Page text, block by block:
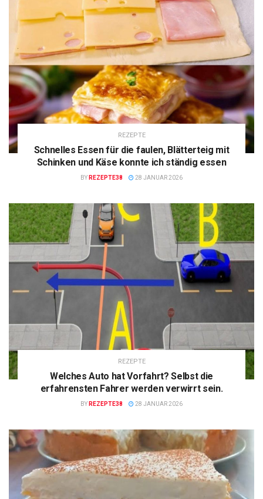
REZEPTE
Schnelles Essen für die faulen, Blätterteig mit
Schinken und Käse konnte ich ständig essen
BY REZEPTE38 28 JANUAR 2026
REZEPTE
Welches Auto hat Vorfahrt? Selbst die
erfahrensten Fahrer werden verwirrt sein.
BY REZEPTE38 28 JANUAR 2026